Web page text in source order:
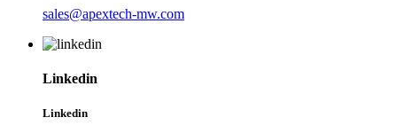
sales@apextech-mw.com
Linkedin
Linkedin